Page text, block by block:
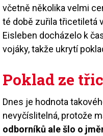
včetně několika velmi
té době zuřila třicetiletá
Eisleben docházelo k
vojáky, takže ukrytí
Poklad ze
Dnes je hodnota
nevyčíslitelná, protože
odborníků ale šlo o